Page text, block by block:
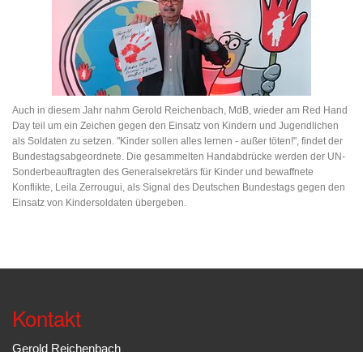
Auch in diesem Jahr nahm Gerold Reichenbach, MdB, wieder am Red Hand
Day teil um ein Zeichen gegen den Einsatz von Kindern und Jugendlichen
als Soldaten zu setzen. "Kinder sollen alles lernen - außer töten!", findet der
Bundestagsabgeordnete. Die gesammelten Handabdrücke werden der UN-
Sonderbeauftragten des Generalsekretärs für Kinder und bewaffnete
Konflikte, Leila Zerrougui, als Signal des Deutschen Bundestags gegen den
Einsatz von Kindersoldaten übergeben.
Kontakt
Gerold Reichenbach